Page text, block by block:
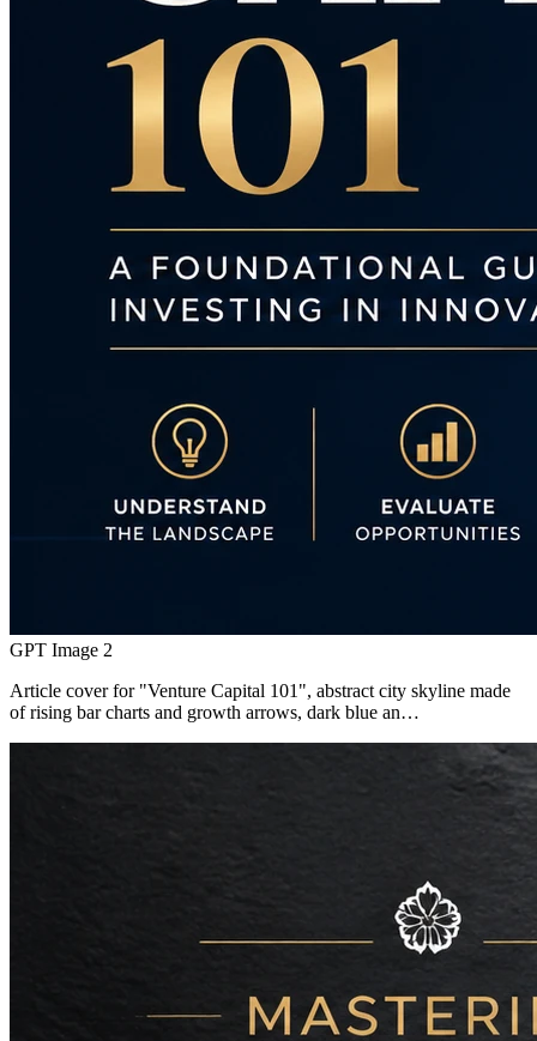
GPT Image 2
Article cover for "Venture Capital 101", abstract city skyline made
of rising bar charts and growth arrows, dark blue an…